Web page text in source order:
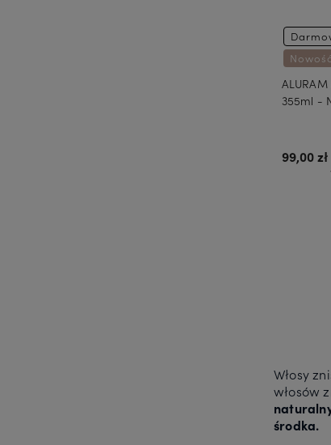
Nowość
355ml -
99,00 zł
Włosy
włosów
środka.